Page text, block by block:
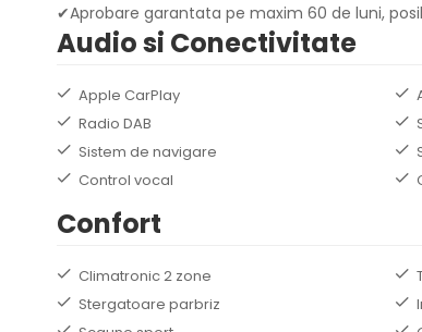
✔Aprobare garantata pe maxim 60 de luni,
Audio si Conectivitate
Apple CarPlay
Radio DAB
Sistem de navigare
Control vocal
Confort
Climatronic 2 zone
Stergatoare parbriz